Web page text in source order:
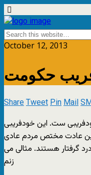
October 12, 2013
فریب حکومت
ShareTweetPinMail
ست. این خودفریبی
عادت مختص مردم عادی
گرفتار هستند. مثالی می
زنم